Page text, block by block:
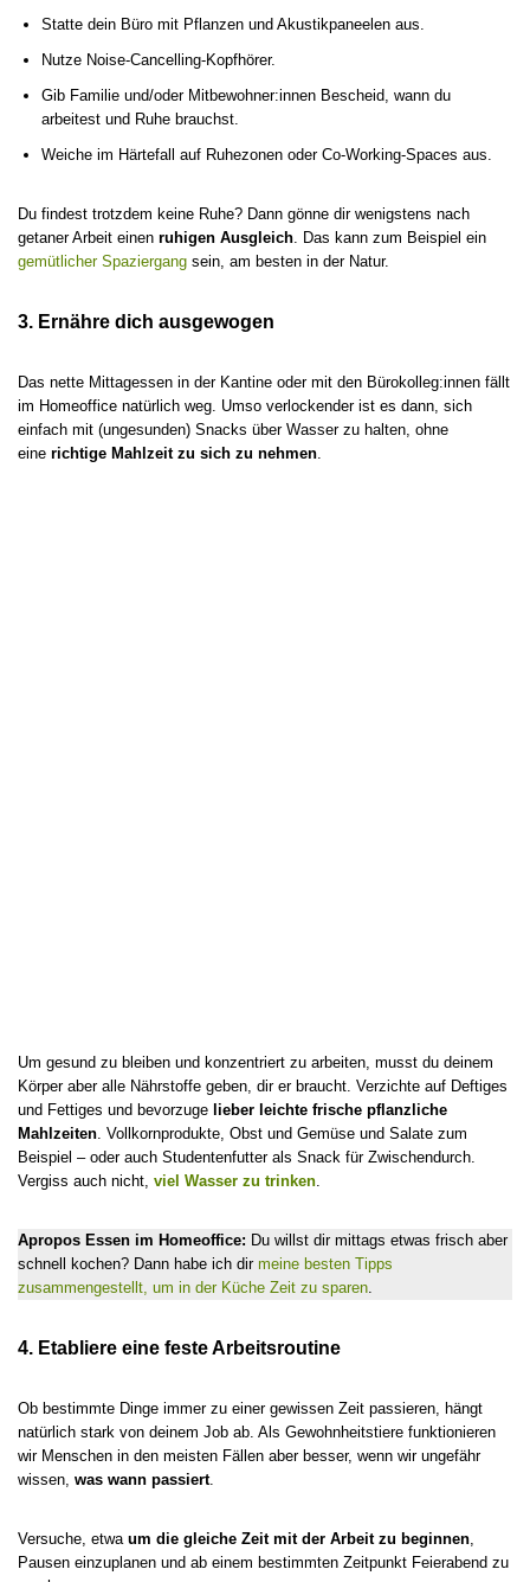
Statte dein Büro mit Pflanzen und Akustikpaneelen aus.
Nutze Noise-Cancelling-Kopfhörer.
Gib Familie und/oder Mitbewohner:innen Bescheid, wann du
arbeitest und Ruhe brauchst.
Weiche im Härtefall auf Ruhezonen oder Co-Working-Spaces aus.
Du findest trotzdem keine Ruhe? Dann gönne dir wenigstens nach
getaner Arbeit einen ruhigen Ausgleich. Das kann zum Beispiel ein
gemütlicher Spaziergang sein, am besten in der Natur.
3. Ernähre dich ausgewogen
Das nette Mittagessen in der Kantine oder mit den Bürokolleg:innen fällt
im Homeoffice natürlich weg. Umso verlockender ist es dann, sich
einfach mit (ungesunden) Snacks über Wasser zu halten, ohne
eine richtige Mahlzeit zu sich zu nehmen.
Um gesund zu bleiben und konzentriert zu arbeiten, musst du deinem
Körper aber alle Nährstoffe geben, dir er braucht. Verzichte auf Deftiges
und Fettiges und bevorzuge lieber leichte frische pflanzliche
Mahlzeiten. Vollkornprodukte, Obst und Gemüse und Salate zum
Beispiel – oder auch Studentenfutter als Snack für Zwischendurch.
Vergiss auch nicht, viel Wasser zu trinken.
Apropos Essen im Homeoffice: Du willst dir mittags etwas frisch aber
schnell kochen? Dann habe ich dir meine besten Tipps
zusammengestellt, um in der Küche Zeit zu sparen.
4. Etabliere eine feste Arbeitsroutine
Ob bestimmte Dinge immer zu einer gewissen Zeit passieren, hängt
natürlich stark von deinem Job ab. Als Gewohnheitstiere funktionieren
wir Menschen in den meisten Fällen aber besser, wenn wir ungefähr
wissen, was wann passiert.
Versuche, etwa um die gleiche Zeit mit der Arbeit zu beginnen,
Pausen einzuplanen und ab einem bestimmten Zeitpunkt Feierabend zu